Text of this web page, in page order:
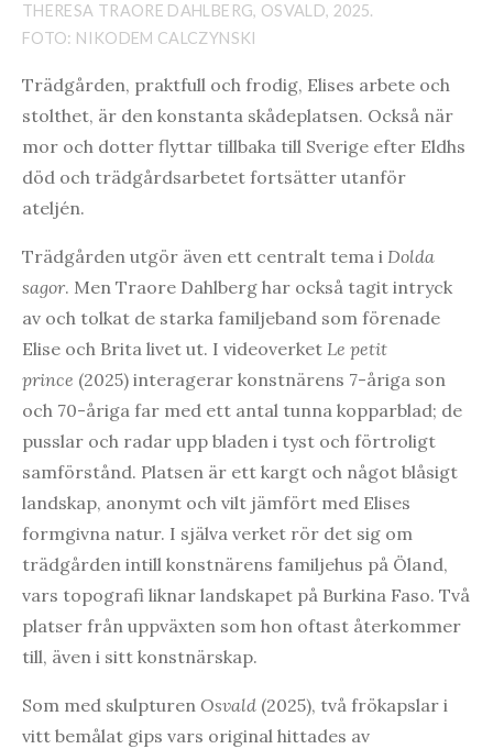
THERESA TRAORE DAHLBERG, OSVALD, 2025.
FOTO: NIKODEM CALCZYNSKI
Trädgården, praktfull och frodig, Elises arbete och
stolthet, är den konstanta skådeplatsen. Också när
mor och dotter flyttar tillbaka till Sverige efter Eldhs
död och trädgårdsarbetet fortsätter utanför
ateljén.
Trädgården utgör även ett centralt tema i Dolda
sagor. Men Traore Dahlberg har också tagit intryck
av och tolkat de starka familjeband som förenade
Elise och Brita livet ut. I videoverket Le petit
prince (2025) interagerar konstnärens 7-åriga son
och 70-åriga far med ett antal tunna kopparblad; de
pusslar och radar upp bladen i tyst och förtroligt
samförstånd. Platsen är ett kargt och något blåsigt
landskap, anonymt och vilt jämfört med Elises
formgivna natur. I själva verket rör det sig om
trädgården intill konstnärens familjehus på Öland,
vars topografi liknar landskapet på Burkina Faso. Två
platser från uppväxten som hon oftast återkommer
till, även i sitt konstnärskap.
Som med skulpturen Osvald (2025), två frökapslar i
vitt bemålat gips vars original hittades av